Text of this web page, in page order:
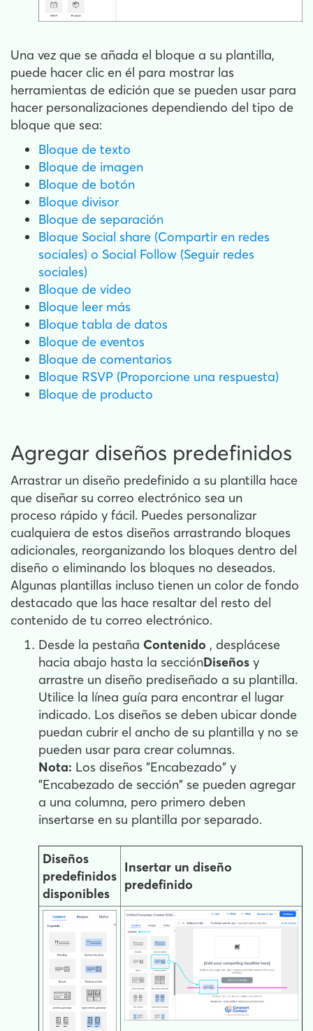
Una vez que se añada el bloque a su plantilla,
puede hacer clic en él para mostrar las
herramientas de edición que se pueden usar para
hacer personalizaciones dependiendo del tipo de
bloque que sea:
Bloque de texto
Bloque de imagen
Bloque de botón
Bloque divisor
Bloque de separación
Bloque Social share (Compartir en redes
sociales) o Social Follow (Seguir redes
sociales)
Bloque de video
Bloque leer más
Bloque tabla de datos
Bloque de eventos
Bloque de comentarios
Bloque RSVP (Proporcione una respuesta)
Bloque de producto
Agregar diseños predefinidos
Arrastrar un diseño predefinido a su plantilla hace
que diseñar su correo electrónico sea un
proceso rápido y fácil. Puedes personalizar
cualquiera de estos diseños arrastrando bloques
adicionales, reorganizando los bloques dentro del
diseño o eliminando los bloques no deseados.
Algunas plantillas incluso tienen un color de fondo
destacado que las hace resaltar del resto del
contenido de tu correo electrónico.
Desde la pestaña Contenido , desplácese
hacia abajo hasta la secciónDiseños y
arrastre un diseño prediseñado a su plantilla.
Utilice la línea guía para encontrar el lugar
indicado. Los diseños se deben ubicar donde
puedan cubrir el ancho de su plantilla y no se
pueden usar para crear columnas.
Nota: Los diseños "Encabezado" y
"Encabezado de sección" se pueden agregar
a una columna, pero primero deben
insertarse en su plantilla por separado.
Diseños
predefinidos
disponibles
Insertar un diseño
predefinido